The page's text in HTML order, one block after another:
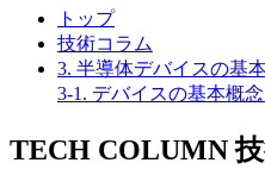
トップ
技術コラム
3. 半導体デバイスの基
3-1. デバイスの基本概
TECH COLUMN